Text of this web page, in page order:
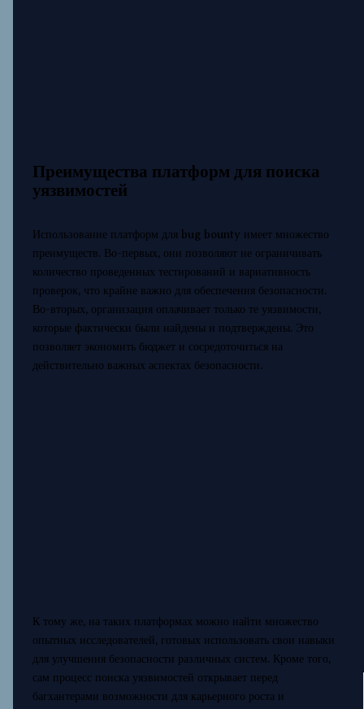
Преимущества платформ для поиска
уязвимостей
Использование платформ для bug bounty имеет множество
преимуществ. Во-первых, они позволяют не ограничивать
количество проведенных тестирований и вариативность
проверок, что крайне важно для обеспечения безопасности.
Во-вторых, организация оплачивает только те уязвимости,
которые фактически были найдены и подтверждены. Это
позволяет экономить бюджет и сосредоточиться на
действительно важных аспектах безопасности.
К тому же, на таких платформах можно найти множество
опытных исследователей, готовых использовать свои навыки
для улучшения безопасности различных систем. Кроме того,
сам процесс поиска уязвимостей открывает перед
багхантерами возможности для карьерного роста и